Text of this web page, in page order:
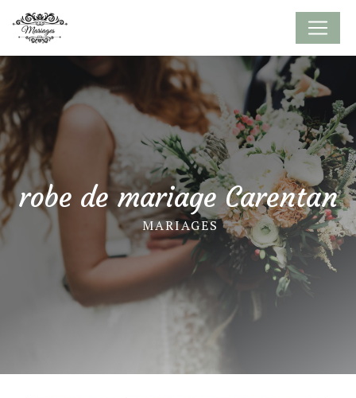
robe de mariage Carentan
MARIAGES
Panneau de gestion des cookies